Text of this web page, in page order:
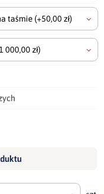
taśmie (+50,00 zł)
000,00 zł)